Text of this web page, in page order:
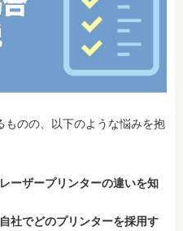
ものの、以下のような悩みを抱
ーザープリンターの違いを知
社でどのプリンターを採用す